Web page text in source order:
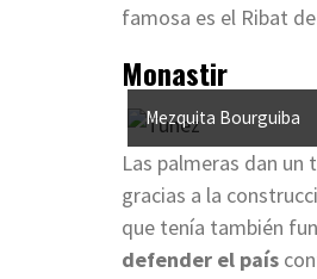
famosa es el Ribat
Monastir
Mezquita Bourguiba
Las palmeras dan
gracias a la
que tenía también
defender el país